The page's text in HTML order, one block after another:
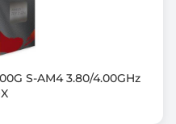
S-AM4 3.80/4.00GHz